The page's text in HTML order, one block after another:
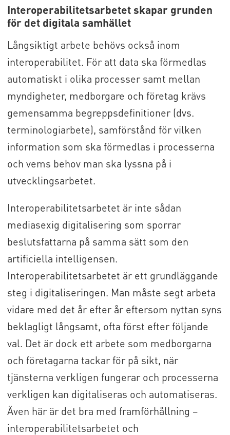
Interoperabilitetsarbetet skapar grunden
för det digitala samhället
Långsiktigt arbete behövs också inom
interoperabilitet. För att data ska förmedlas
automatiskt i olika processer samt mellan
myndigheter, medborgare och företag krävs
gemensamma begreppsdefinitioner (dvs.
terminologiarbete), samförstånd för vilken
information som ska förmedlas i processerna
och vems behov man ska lyssna på i
utvecklingsarbetet.
Interoperabilitetsarbetet är inte sådan
mediasexig digitalisering som sporrar
beslutsfattarna på samma sätt som den
artificiella intelligensen.
Interoperabilitetsarbetet är ett grundläggande
steg i digitaliseringen. Man måste segt arbeta
vidare med det år efter år eftersom nyttan syns
beklagligt långsamt, ofta först efter följande
val. Det är dock ett arbete som medborgarna
och företagarna tackar för på sikt, när
tjänsterna verkligen fungerar och processerna
verkligen kan digitaliseras och automatiseras.
Även här är det bra med framförhållning –
interoperabilitetsarbetet och